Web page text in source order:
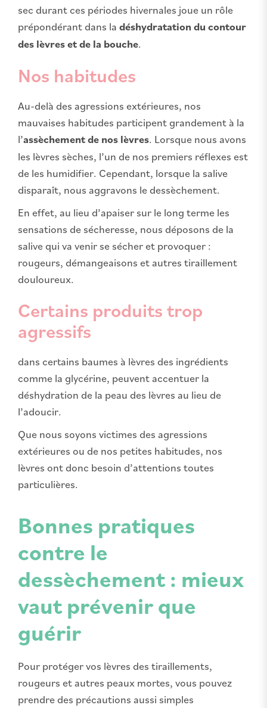
sec durant ces périodes hivernales joue un rôle
prépondérant dans la déshydratation du contour
des lèvres et de la bouche.
Nos habitudes
Au-delà des agressions extérieures, nos
mauvaises habitudes participent grandement à la
l’assèchement de nos lèvres. Lorsque nous avons
les lèvres sèches, l’un de nos premiers réflexes est
de les humidifier. Cependant, lorsque la salive
disparaît, nous aggravons le dessèchement.
En effet, au lieu d’apaiser sur le long terme les
sensations de sécheresse, nous déposons de la
salive qui va venir se sécher et provoquer :
rougeurs, démangeaisons et autres tiraillement
douloureux.
Certains produits trop
agressifs
dans certains baumes à lèvres des ingrédients
comme la glycérine, peuvent accentuer la
déshydration de la peau des lèvres au lieu de
l’adoucir.
Que nous soyons victimes des agressions
extérieures ou de nos petites habitudes, nos
lèvres ont donc besoin d’attentions toutes
particulières.
Bonnes pratiques
contre le
dessèchement : mieux
vaut prévenir que
guérir
Pour protéger vos lèvres des tiraillements,
rougeurs et autres peaux mortes, vous pouvez
prendre des précautions aussi simples